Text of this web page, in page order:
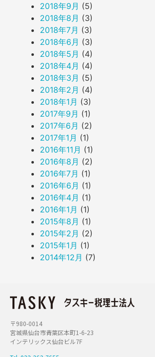
2018年9月 (5)
2018年8月 (3)
2018年7月 (3)
2018年6月 (3)
2018年5月 (4)
2018年4月 (4)
2018年3月 (5)
2018年2月 (4)
2018年1月 (3)
2017年9月 (1)
2017年6月 (2)
2017年1月 (1)
2016年11月 (1)
2016年8月 (2)
2016年7月 (1)
2016年6月 (1)
2016年4月 (1)
2016年1月 (1)
2015年8月 (1)
2015年2月 (2)
2015年1月 (1)
2014年12月 (7)
〒980-0014
宮城県仙台市青葉区本町1-6-23
インテリックス仙台ビル7F